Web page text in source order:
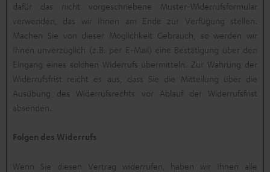
dafür das nicht vorgeschriebene Muster-Widerrufsformular
verwenden, das wir Ihnen am Ende zur Verfügung stellen.
Machen Sie von dieser Möglichkeit Gebrauch, so werden wir
Ihnen unverzüglich (z.B. per E-Mail) eine Bestätigung über den
Eingang eines solchen Widerrufs übermitteln. Zur Wahrung der
Widerrufsfrist reicht es aus, dass Sie die Mitteilung über die
Ausübung des Widerrufsrechts vor Ablauf der Widerrufsfrist
absenden.
Folgen des Widerrufs
Wenn Sie diesen Vertrag widerrufen, haben wir Ihnen alle